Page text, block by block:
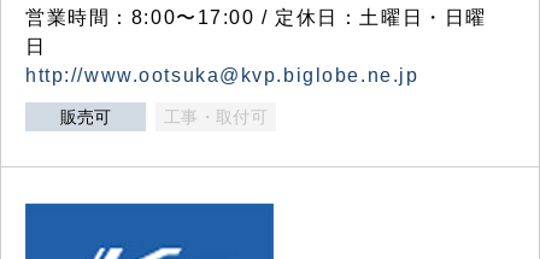
営業時間：8:00〜17:00 / 定休日：土曜日・日曜
日
http://www.ootsuka@kvp.biglobe.ne.jp
販売可 工事・取付可